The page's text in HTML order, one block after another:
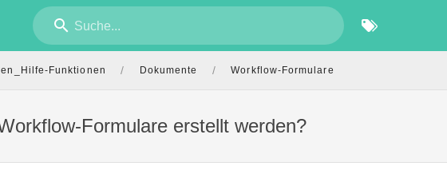
Suche...
Funktionen / Dokumente / Workflow-Formulare
Formulare erstellt werden?